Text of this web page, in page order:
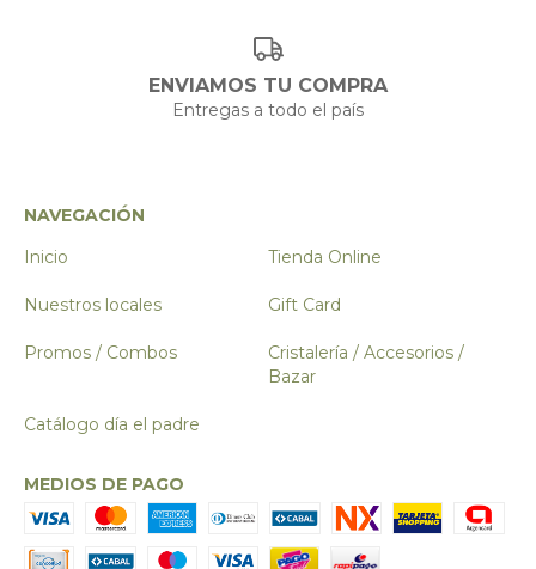
ENVIAMOS TU COMPRA
Entregas a todo el país
NAVEGACIÓN
Inicio
Tienda Online
Nuestros locales Gift Card
Promos / Combos
Cristalería / Accesorios /
Bazar
Catálogo día el padre
MEDIOS DE PAGO